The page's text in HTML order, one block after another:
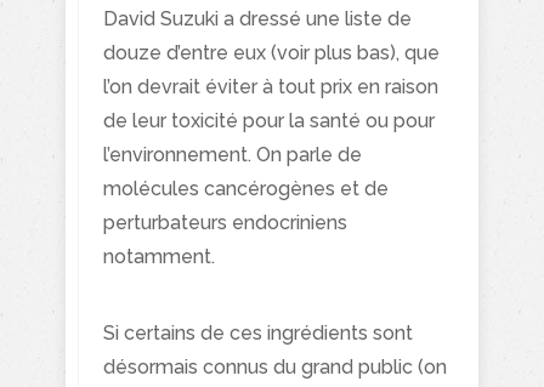
David Suzuki a dressé une liste de
douze d’entre eux (voir plus bas), que
l’on devrait éviter à tout prix en raison
de leur toxicité pour la santé ou pour
l’environnement. On parle de
molécules cancérogènes et de
perturbateurs endocriniens
notamment.
Si certains de ces ingrédients sont
désormais connus du grand public (on